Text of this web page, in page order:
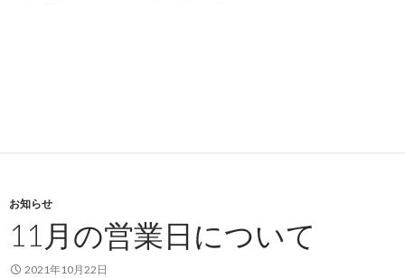
お知らせ
11月の営業日について
2021年10月22日